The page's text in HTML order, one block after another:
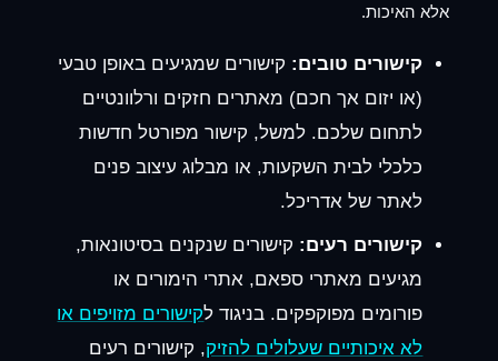
אלא האיכות.
קישורים טובים: קישורים שמגיעים באופן טבעי
(או יזום אך חכם) מאתרים חזקים ורלוונטיים
לתחום שלכם. למשל, קישור מפורטל חדשות
כלכלי לבית השקעות, או מבלוג עיצוב פנים
לאתר של אדריכל.
קישורים רעים: קישורים שנקנים בסיטונאות,
מגיעים מאתרי ספאם, אתרי הימורים או
פורומים מפוקפקים. בניגוד לקישורים מזויפים או
לא איכותיים שעלולים להזיק, קישורים רעים